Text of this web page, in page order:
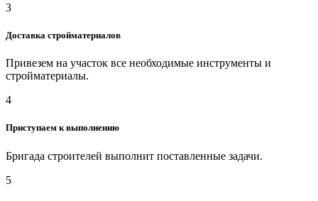
3
Доставка стройматериалов
Привезем на участок все необходимые инструменты и
стройматериалы.
4
Приступаем к выполнению
Бригада строителей выполнит поставленные задачи.
5